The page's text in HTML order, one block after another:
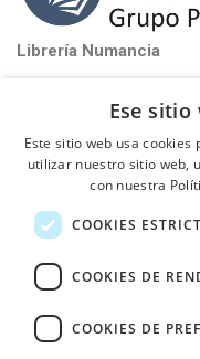
Librería Numancia
Tel: 93 580 81 32
scheduleDe Lunes a Viernes
PUBLICA TU LIBRO
INFORMACIÓN
Ese
Este sitio web usa
utilizar nuestro sitio web,
con nuestra
COOKIES
COOKIES DE
COOKIES DE